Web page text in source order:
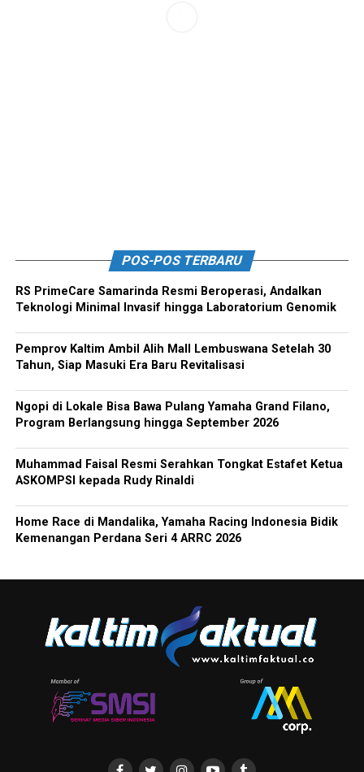
POS-POS TERBARU
RS PrimeCare Samarinda Resmi Beroperasi, Andalkan
Teknologi Minimal Invasif hingga Laboratorium Genomik
Pemprov Kaltim Ambil Alih Mall Lembuswana Setelah 30
Tahun, Siap Masuki Era Baru Revitalisasi
Ngopi di Lokale Bisa Bawa Pulang Yamaha Grand Filano,
Program Berlangsung hingga September 2026
Muhammad Faisal Resmi Serahkan Tongkat Estafet Ketua
ASKOMPSI kepada Rudy Rinaldi
Home Race di Mandalika, Yamaha Racing Indonesia Bidik
Kemenangan Perdana Seri 4 ARRC 2026